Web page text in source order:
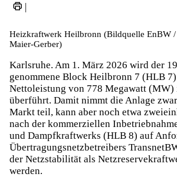
|
Heizkraftwerk Heilbronn (Bildquelle EnBW
Maier-Gerber)
Karlsruhe. Am 1. März 2026 wird der
genommene Block Heilbronn 7 (HLB
Nettoleistung von 778 Megawatt (MW)
überführt. Damit nimmt die Anlage
Markt teil, kann aber noch etwa
nach der kommerziellen
und Dampfkraftwerks (HLB 8) auf
Übertragungsnetzbetreibers
der Netzstabilität als
werden.